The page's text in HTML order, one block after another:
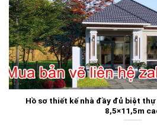
Hồ sơ thiết kế nhà đầy đủ biệt
8,5×11,5m